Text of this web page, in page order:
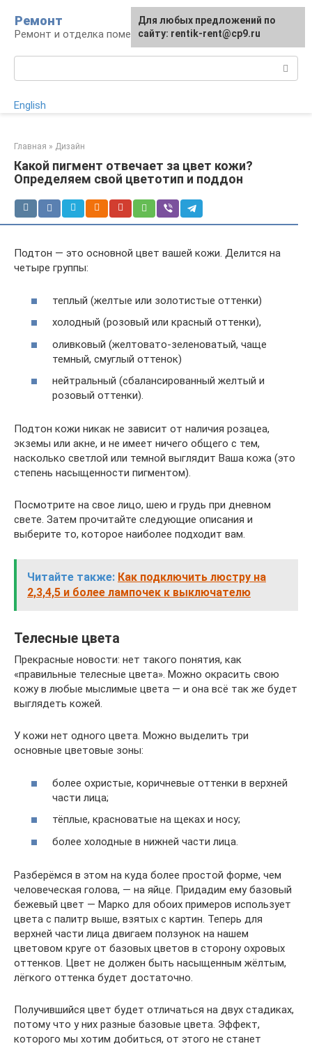
контенту
Ремонт
Ремонт и отделка помещений
English
Главная » Дизайн
Какой пигмент отвечает за цвет кожи?
Определяем свой цветотип и поддон
Подтон — это основной цвет вашей кожи. Делится на
четыре группы:
теплый (желтые или золотистые оттенки)
холодный (розовый или красный оттенки),
оливковый (желтовато-зеленоватый, чаще
темный, смуглый оттенок)
нейтральный (сбалансированный желтый и
розовый оттенки).
Подтон кожи никак не зависит от наличия розацеа,
экземы или акне, и не имеет ничего общего с тем,
насколько светлой или темной выглядит Ваша кожа (это
степень насыщенности пигментом).
Посмотрите на свое лицо, шею и грудь при дневном
свете. Затем прочитайте следующие описания и
выберите то, которое наиболее подходит вам.
Читайте также: Как подключить люстру на
2,3,4,5 и более лампочек к выключателю
Телесные цвета
Прекрасные новости: нет такого понятия, как
«правильные телесные цвета». Можно окрасить свою
кожу в любые мыслимые цвета — и она всё так же будет
выглядеть кожей.
У кожи нет одного цвета. Можно выделить три
основные цветовые зоны:
более охристые, коричневые оттенки в верхней
части лица;
тёплые, красноватые на щеках и носу;
более холодные в нижней части лица.
Разберёмся в этом на куда более простой форме, чем
человеческая голова, — на яйце. Придадим ему базовый
бежевый цвет — Марко для обоих примеров использует
цвета с палитр выше, взятых с картин. Теперь для
верхней части лица двигаем ползунок на нашем
цветовом круге от базовых цветов в сторону охровых
оттенков. Цвет не должен быть насыщенным жёлтым,
лёгкого оттенка будет достаточно.
Получившийся цвет будет отличаться на двух стадиках,
потому что у них разные базовые цвета. Эффект,
которого мы хотим добиться, от этого не станет
Для любых предложений по
сайту: rentik-rent@cp9.ru